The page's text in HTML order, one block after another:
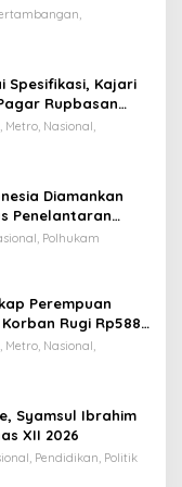
Spesifikasi, Kajari
Rupbasan
Nasional,
Diamankan
Penelantaran
Baru
Polhukam
Perempuan
Rugi Rp588,1
Nasional,
Syamsul Ibrahim
XII 2026
Pendidikan, Politik